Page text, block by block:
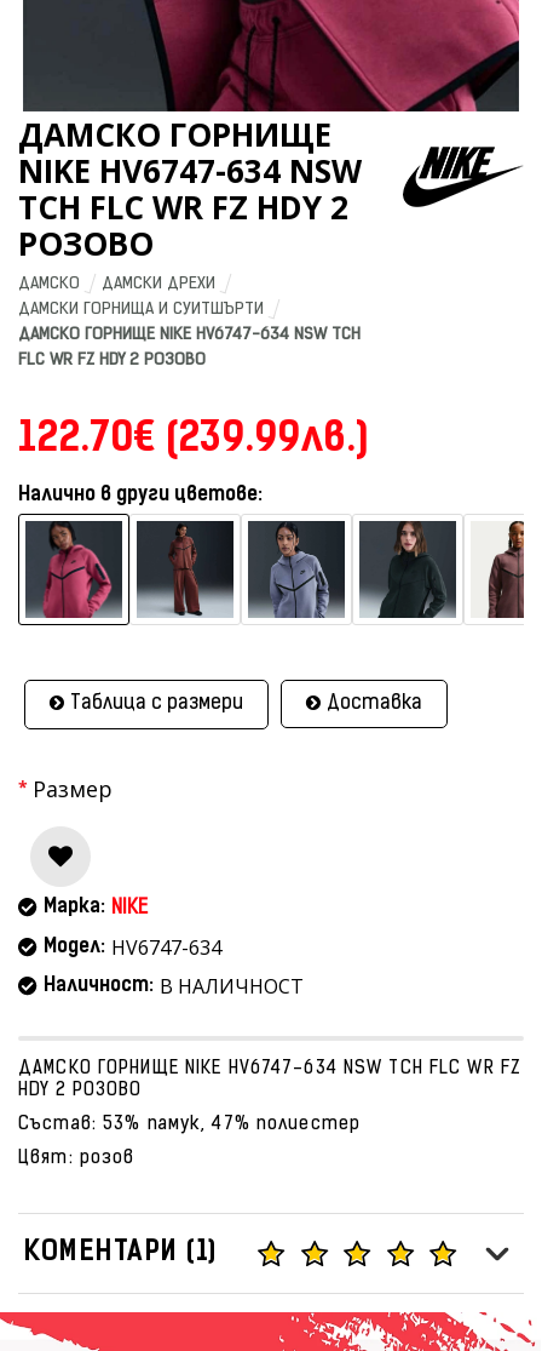
ДАМСКО ГОРНИЩЕ
NIKE HV6747-634 NSW
TCH FLC WR FZ HDY 2
РОЗОВО
ДАМСКО
ДАМСКИ ДРЕХИ
ДАМСКИ ГОРНИЩА И СУИТШЪРТИ
ДАМСКО ГОРНИЩЕ NIKE HV6747-634 NSW TCH
FLC WR FZ HDY 2 РОЗОВО
122.70€ (239.99лв.)
Налично в други цветове:
Таблица с размери Доставка
Размер
Марка: NIKE
Модел: HV6747-634
Наличност: В НАЛИЧНОСТ
ДАМСКО ГОРНИЩЕ NIKE HV6747-634 NSW TCH FLC WR FZ
HDY 2 РОЗОВО
Състав: 53% памук, 47% полиестер
Цвят: розов
КОМЕНТАРИ (1)